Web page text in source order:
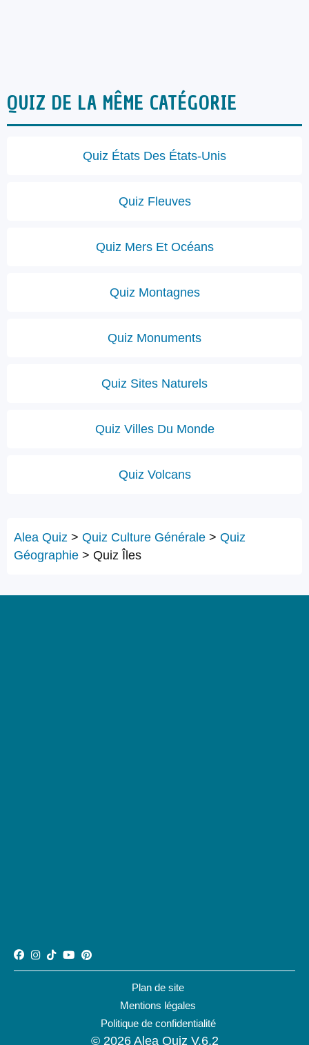
QUIZ DE LA MÊME CATÉGORIE
Quiz États Des États-Unis
Quiz Fleuves
Quiz Mers Et Océans
Quiz Montagnes
Quiz Monuments
Quiz Sites Naturels
Quiz Villes Du Monde
Quiz Volcans
Alea Quiz > Quiz Culture Générale > Quiz
Géographie > Quiz Îles
© 2026 Alea Quiz V.6.2
Plan de site
Mentions légales
Politique de confidentialité